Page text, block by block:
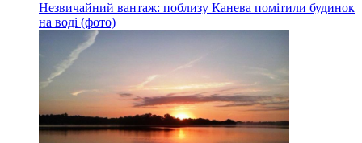
Незвичайний вантаж: поблизу Канева помітили будинок
на воді (фото)